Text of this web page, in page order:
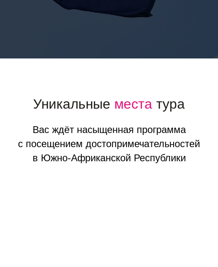
Уникальные места тура
Вас ждёт насыщенная программа
с посещением достопримечательностей
в Южно-Африканской Республики